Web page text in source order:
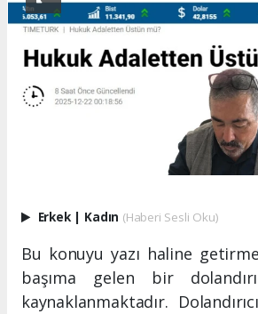
Erkek | Kadın (Haberi Sesli Oku)
Bu konuyu yazı haline
başıma gelen bir
kaynaklanmaktadır.